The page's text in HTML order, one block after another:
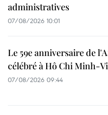
administratives
07/08/2026 10:01
Le 59e anniversaire de
célébré à Hô Chi Minh-
07/08/2026 09:44